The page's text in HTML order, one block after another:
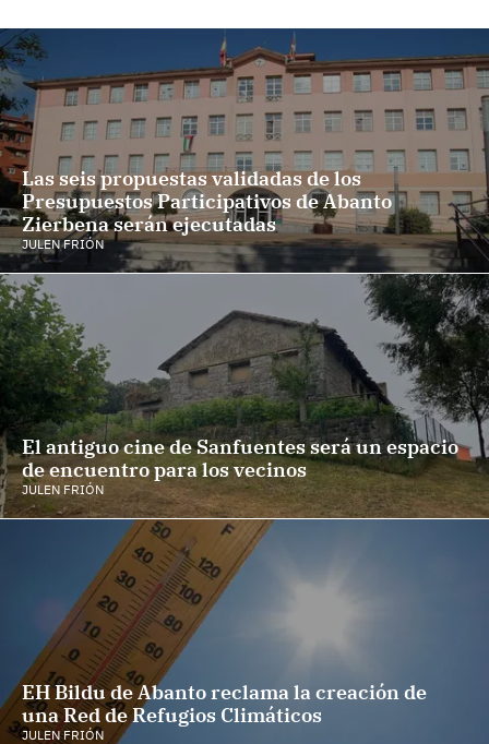
Las seis propuestas validadas de los
Presupuestos Participativos de Abanto
Zierbena serán ejecutadas
JULEN FRIÓN
El antiguo cine de Sanfuentes será un espacio
de encuentro para los vecinos
JULEN FRIÓN
EH Bildu de Abanto reclama la creación de
una Red de Refugios Climáticos
JULEN FRIÓN